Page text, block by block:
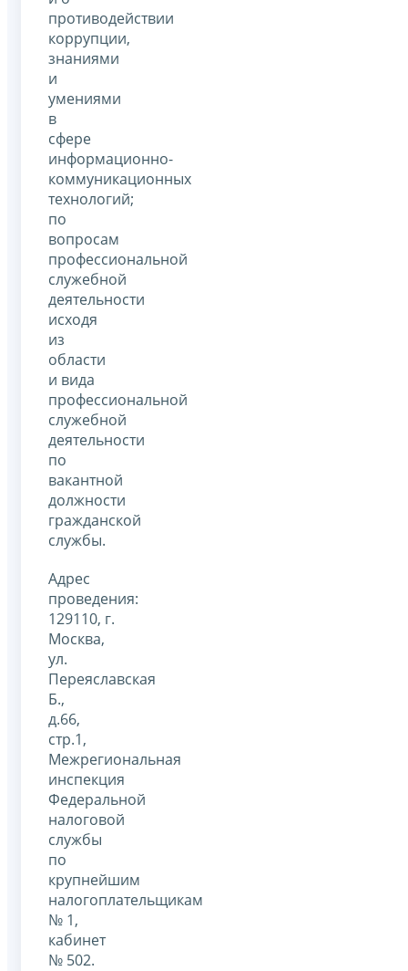
противодействии
коррупции,
знаниями
и
умениями
в
сфере
информационно-
коммуникационных
технологий;
по
вопросам
профессиональной
служебной
деятельности
исходя
из
области
и вида
профессиональной
служебной
деятельности
по
вакантной
должности
гражданской
службы.
Адрес
проведения:
129110, г.
Москва,
ул.
Переяславская
Б.,
д.66,
стр.1,
Межрегиональная
инспекция
Федеральной
налоговой
службы
по
крупнейшим
налогоплательщикам
№ 1,
кабинет
№ 502.